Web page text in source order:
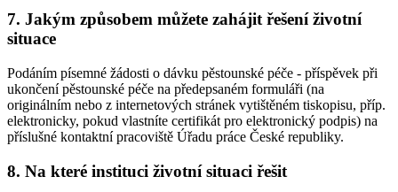
7. Jakým způsobem můžete zahájit řešení životní
situace
Podáním písemné žádosti o dávku pěstounské péče - příspěvek při
ukončení pěstounské péče na předepsaném formuláři (na
originálním nebo z internetových stránek vytištěném tiskopisu, příp.
elektronicky, pokud vlastníte certifikát pro elektronický podpis) na
příslušné kontaktní pracoviště Úřadu práce České republiky.
8. Na které instituci životní situaci řešit